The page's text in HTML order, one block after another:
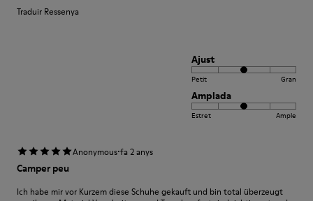
Traduir Ressenya
Ajust
Petit Gran
Amplada
Estret Ample
Anonymous·fa 2 anys
Camper peu
Ich habe mir vor Kurzem diese Schuhe gekauft und bin total überzeugt